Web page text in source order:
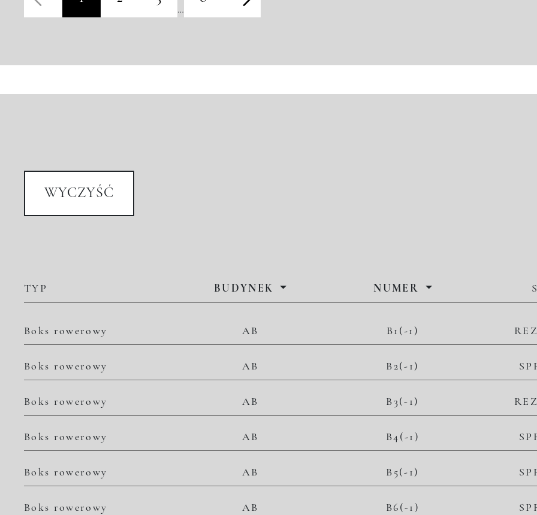
…
WYCZYŚĆ
TYP BUDYNEK NUMER
Boks rowerowy AB B1(-1)
Boks rowerowy AB B2(-1)
Boks rowerowy AB B3(-1)
Boks rowerowy AB B4(-1)
Boks rowerowy AB B5(-1)
Boks rowerowy AB B6(-1)